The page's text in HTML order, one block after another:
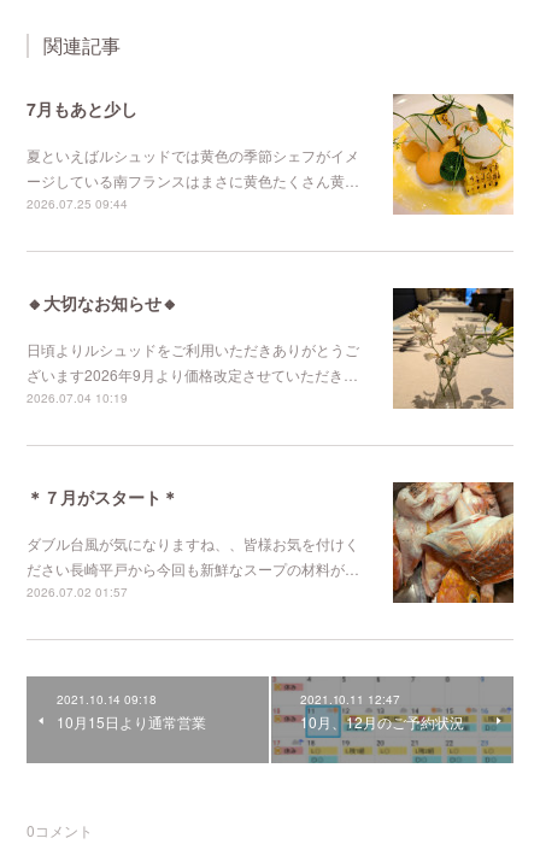
関連記事
7月もあと少し
夏といえばルシュッドでは黄色の季節シェフがイメ
ージしている南フランスはまさに黄色たくさん黄…
2026.07.25 09:44
🔸大切なお知らせ🔸
日頃よりルシュッドをご利用いただきありがとうご
ざいます2026年9月より価格改定させていただき…
2026.07.04 10:19
＊７月がスタート＊
ダブル台風が気になりますね、、皆様お気を付けく
ださい長崎平戸から今回も新鮮なスープの材料が…
2026.07.02 01:57
2021.10.14 09:18
10月15日より通常営業
2021.10.11 12:47
10月、12月のご予約状況
0コメント